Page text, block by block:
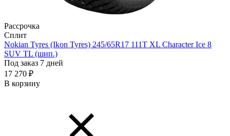
Рассрочка
Сплит
Nokian Tyres (Ikon Tyres) 245/65R17 111T XL Character Ice 8
SUV TL (шип.)
Под заказ 7 дней
17 270 ₽
В корзину